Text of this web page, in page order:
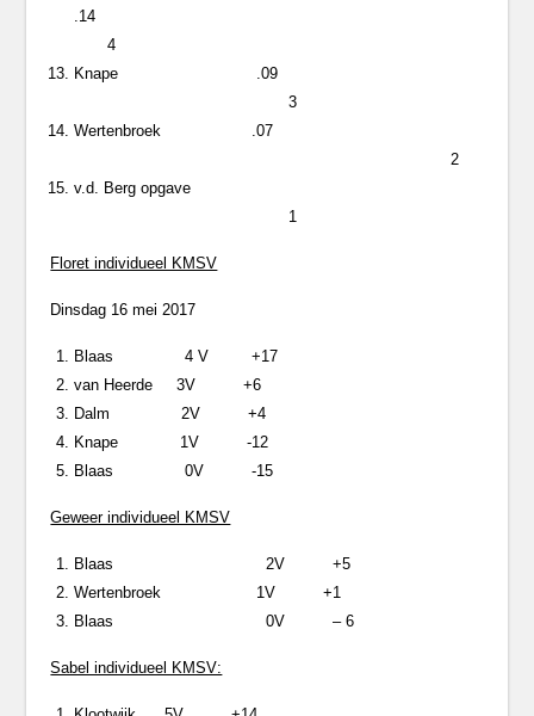
.14
4
Knape .09
3
Wertenbroek .07
2
v.d. Berg opgave
1
Floret individueel KMSV
Dinsdag 16 mei 2017
Blaas 4 V +17
van Heerde 3V +6
Dalm 2V +4
Knape 1V -12
Blaas 0V -15
Geweer individueel KMSV
Blaas 2V +5
Wertenbroek 1V +1
Blaas 0V – 6
Sabel individueel KMSV: